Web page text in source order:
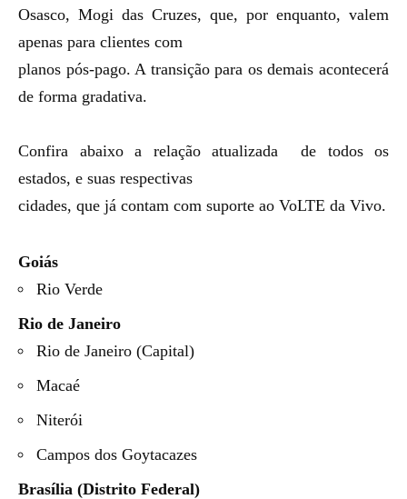
Osasco, Mogi das Cruzes, que, por enquanto, valem
apenas para clientes com
planos pós-pago. A transição para os demais acontecerá
de forma gradativa.
Confira abaixo a relação atualizada de todos os
estados, e suas respectivas
cidades, que já contam com suporte ao VoLTE da Vivo.
Goiás
Rio Verde
Rio de Janeiro
Rio de Janeiro (Capital)
Macaé
Niterói
Campos dos Goytacazes
Brasília (Distrito Federal)